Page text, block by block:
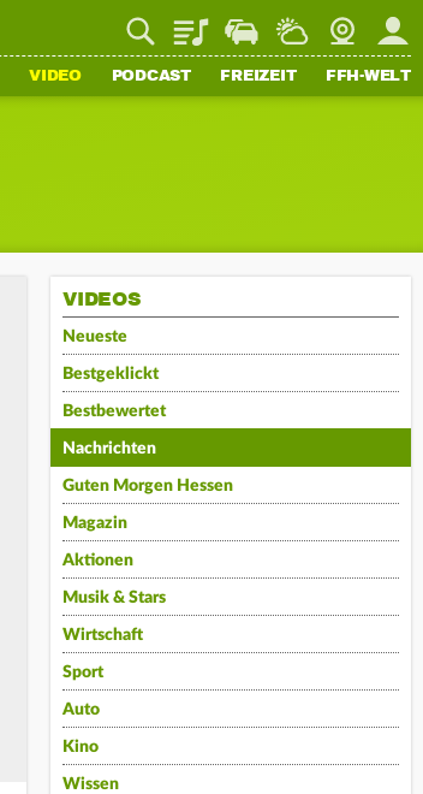
PlaylistStaupilotWetterWebcamMein
VIDEO PODCAST FREIZEIT FFH-WELT
VIDEOS
Neueste
Bestgeklickt
Bestbewertet
Nachrichten
Guten Morgen Hessen
Magazin
Aktionen
Musik & Stars
Wirtschaft
Sport
Auto
Kino
Wissen